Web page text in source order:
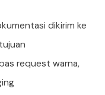
dikirim ke
request warna,